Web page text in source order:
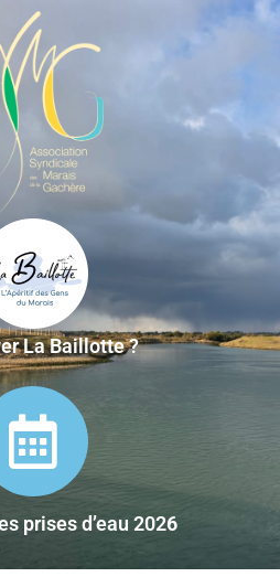
La Baillotte ?
prises d’eau 2026